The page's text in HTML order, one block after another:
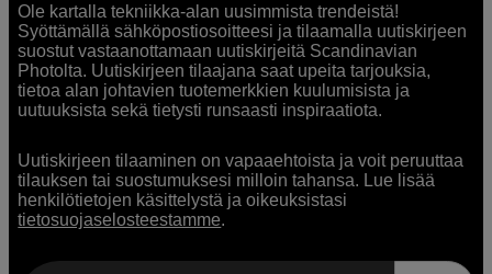
Ole kartalla tekniikka-alan uusimmista trendeistä!
Syöttämällä sähköpostiosoitteesi ja tilaamalla uutiskirjeen
suostut vastaanottamaan uutiskirjeitä Scandinavian
Photolta. Uutiskirjeen tilaajana saat upeita tarjouksia,
tietoa alan johtavien tuotemerkkien kuulumisista ja
uutuuksista sekä tietysti runsaasti inspiraatiota.
Uutiskirjeen tilaaminen on vapaaehtoista ja voit peruuttaa
tilauksen tai suostumuksesi milloin tahansa. Lue lisää
henkilötietojen käsittelystä ja oikeuksistasi
tietosuojaselosteestamme.